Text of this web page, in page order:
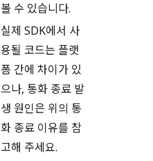
볼 수 있습니다.
실제 SDK에서 사
용될 코드는 플랫
폼 간에 차이가 있
으나, 통화 종료 발
생 원인은 위의 통
화 종료 이유를 참
고해 주세요.